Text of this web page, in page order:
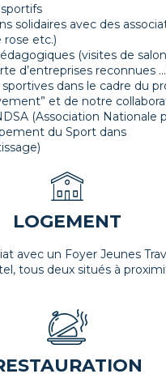
solidaires avec des
rose etc.)
(visites de
d’entreprises reconnues
dans le cadre du
et de notre
(Association Nationale
du Sport dans
LOGEMENT
avec un Foyer Jeunes
tous deux situés à